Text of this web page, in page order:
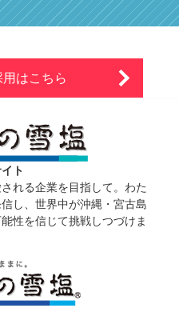
はこちら
ト
れる企業を目指して。わた
し、世界中が沖縄・宮古島
性を信じて挑戦しつづけま